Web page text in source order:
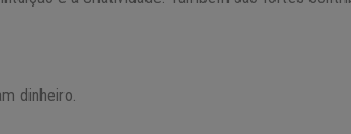
dinheiro.